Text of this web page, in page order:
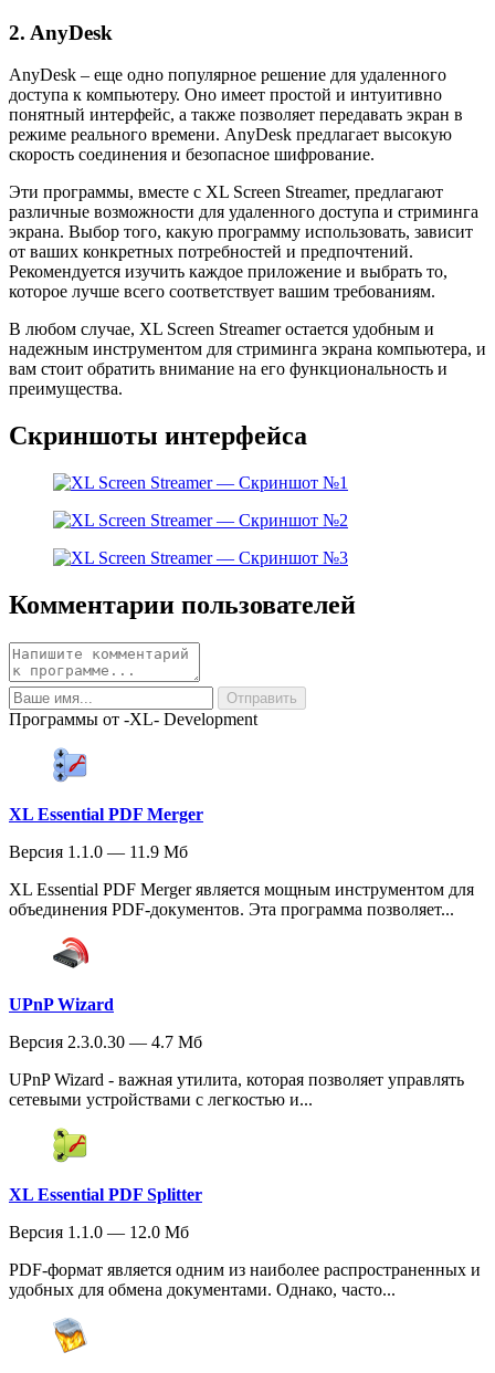
2. AnyDesk
AnyDesk – еще одно популярное решение для удаленного
доступа к компьютеру. Оно имеет простой и интуитивно
понятный интерфейс, а также позволяет передавать экран в
режиме реального времени. AnyDesk предлагает высокую
скорость соединения и безопасное шифрование.
Эти программы, вместе с XL Screen Streamer, предлагают
различные возможности для удаленного доступа и стриминга
экрана. Выбор того, какую программу использовать, зависит
от ваших конкретных потребностей и предпочтений.
Рекомендуется изучить каждое приложение и выбрать то,
которое лучше всего соответствует вашим требованиям.
В любом случае, XL Screen Streamer остается удобным и
надежным инструментом для стриминга экрана компьютера, и
вам стоит обратить внимание на его функциональность и
преимущества.
Скриншоты интерфейса
Комментарии пользователей
Программы от -XL- Development
XL Essential PDF Merger
Версия 1.1.0 — 11.9 Мб
XL Essential PDF Merger является мощным инструментом для
объединения PDF-документов. Эта программа позволяет...
UPnP Wizard
Версия 2.3.0.30 — 4.7 Мб
UPnP Wizard - важная утилита, которая позволяет управлять
сетевыми устройствами с легкостью и...
XL Essential PDF Splitter
Версия 1.1.0 — 12.0 Мб
PDF-формат является одним из наиболее распространенных и
удобных для обмена документами. Однако, часто...